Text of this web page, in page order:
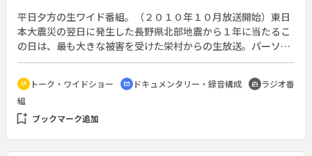
「音楽捕物帖」などのコーナーで構成する。（１０１分の編集
版を公開）
平日夕方の生ワイド番組。（２０１０年１０月放送開始）東日
本大震災の翌日に発生した長野県北部地震から１年に当たるこ
の日は、最も大きな被害を受けた栄村からの生放送。パーソナ
リティの小林新と渡辺麻衣子が、村の現状、様々な支援、今後
の復興の鍵となる村の魅力について、仮設住宅集会所の「こた
つブース」から和やかに伝える。◆東日本大震災の陰に隠れ
「忘れられた被災地」とも呼ばれるが、栄村でも多数の家が倒
壊し、田にはひびが入り、道路は寸断された。住民は元に戻す
adaptive_audio_mic トーク・ワイドショー cinematic_blur ドキュメンタリー・録音構成 radio ラジオ番
組
bookmark_add ブックマーク追加